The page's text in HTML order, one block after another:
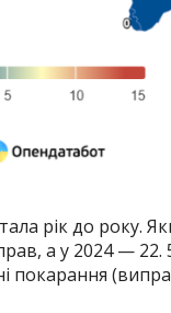
рік до року.
а у 2024 —
покарання